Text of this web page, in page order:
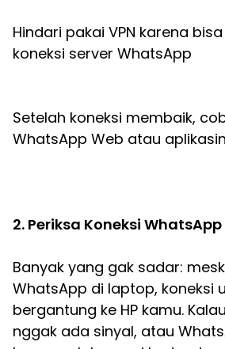
Hindari pakai VPN karena
koneksi server WhatsApp
Setelah koneksi membaik,
WhatsApp Web atau
2. Periksa Koneksi
Banyak yang gak sadar:
WhatsApp di laptop, koneksi
bergantung ke HP kamu.
nggak ada sinyal, atau